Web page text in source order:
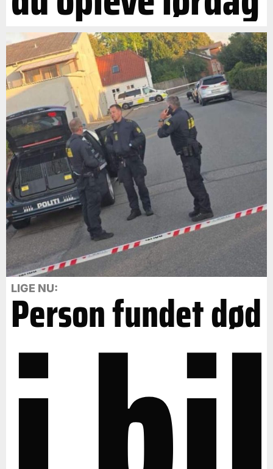
LIGE NU:
Person fundet død